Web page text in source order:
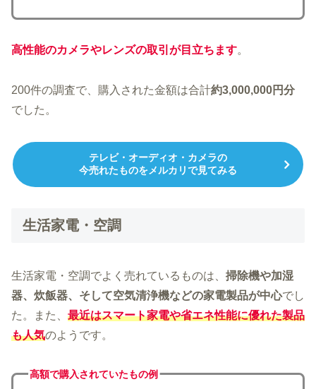
高性能のカメラやレンズの取引が目立ちます。
200件の調査で、購入された金額は合計約3,000,000円分
でした。
テレビ・オーディオ・カメラの
今売れたものをメルカリで見てみる
生活家電・空調
生活家電・空調でよく売れているものは、 掃除機や加湿
器、炊飯器、そして空気清浄機などの家電製品が中心でし
た。また、 最近はスマート家電や省エネ性能に優れた製品
も人気のようです。
高額で購入されていたもの例